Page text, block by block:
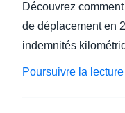
Découvrez
de déplacement en
indemnités
Poursuivre la lecture